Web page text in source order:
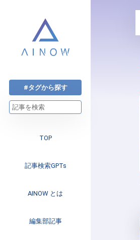
#タグから探す
TOP
記事検索GPTs
AINOW とは
編集部記事
注目のニュース